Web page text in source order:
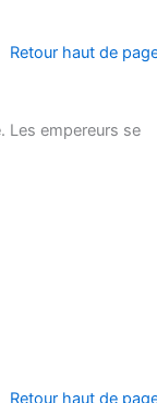
Retour haut de
Les empe­reurs se
Retour haut de